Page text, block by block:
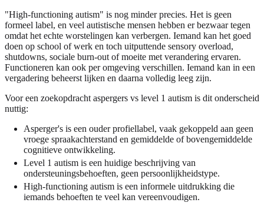
"High-functioning autism" is nog minder precies. Het is geen
formeel label, en veel autistische mensen hebben er bezwaar tegen
omdat het echte worstelingen kan verbergen. Iemand kan het goed
doen op school of werk en toch uitputtende sensory overload,
shutdowns, sociale burn-out of moeite met verandering ervaren.
Functioneren kan ook per omgeving verschillen. Iemand kan in een
vergadering beheerst lijken en daarna volledig leeg zijn.
Voor een zoekopdracht aspergers vs level 1 autism is dit onderscheid
nuttig:
Asperger's is een ouder profiellabel, vaak gekoppeld aan geen
vroege spraakachterstand en gemiddelde of bovengemiddelde
cognitieve ontwikkeling.
Level 1 autism is een huidige beschrijving van
ondersteuningsbehoeften, geen persoonlijkheidstype.
High-functioning autism is een informele uitdrukking die
iemands behoeften te veel kan vereenvoudigen.